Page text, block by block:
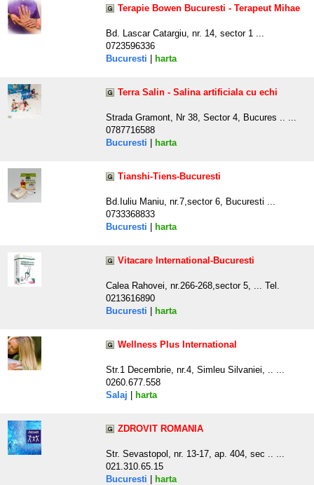
Terapie Bowen Bucuresti - Terapeut Mihae
Bd. Lascar Catargiu, nr. 14, sector 1 ...
0723596336
Bucuresti
harta
Terra Salin - Salina artificiala cu echi
Strada Gramont, Nr 38, Sector 4, Bucures .. ...
0787716588
Bucuresti
harta
Tianshi-Tiens-Bucuresti
Bd.Iuliu Maniu, nr.7,sector 6, Bucuresti ...
0733368833
Bucuresti
harta
Vitacare International-Bucuresti
Calea Rahovei, nr.266-268,sector 5, ... Tel.
0213616890
Bucuresti
harta
Wellness Plus International
Str.1 Decembrie, nr.4, Simleu Silvaniei, .. ...
0260.677.558
Salaj
harta
ZDROVIT ROMANIA
Str. Sevastopol, nr. 13-17, ap. 404, sec .. ...
021.310.65.15
Bucuresti
harta